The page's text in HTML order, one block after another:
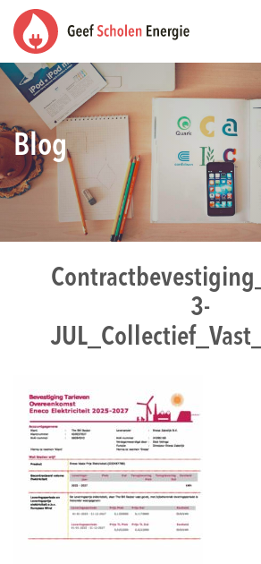
Blog
3-